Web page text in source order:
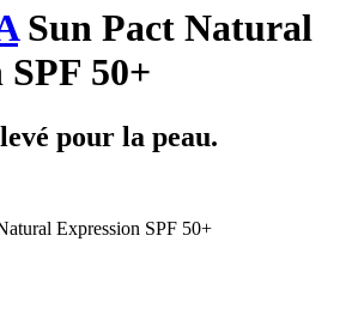
Sun Pact Natural
50+
pour la peau.
Expression SPF 50+